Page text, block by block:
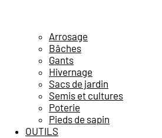
Arrosage
Bâches
Gants
Hivernage
Sacs de jardin
Semis et cultures
Poterie
Pieds de sapin
OUTILS